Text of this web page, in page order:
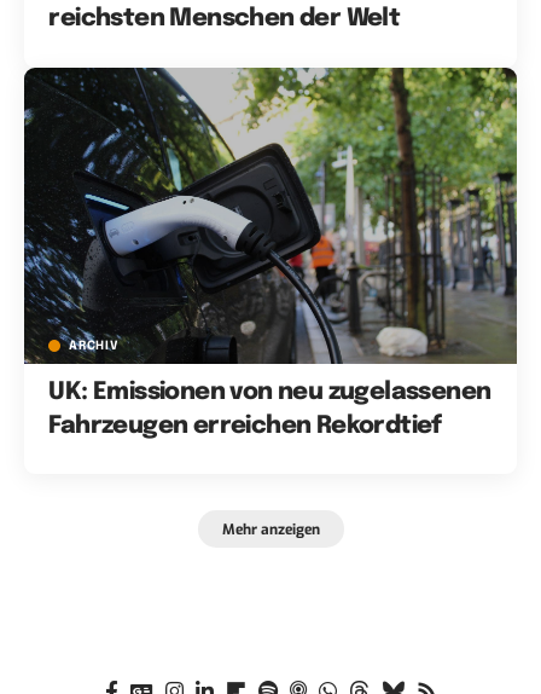
reichsten Menschen der Welt
ARCHIV
UK: Emissionen von neu zugelassenen
Fahrzeugen erreichen Rekordtief
Mehr anzeigen